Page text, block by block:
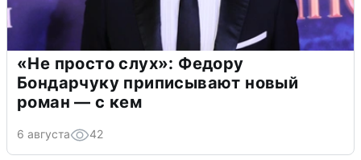
«Не просто слух»: Федору
Бондарчуку приписывают новый
роман — с кем
6 августа 42